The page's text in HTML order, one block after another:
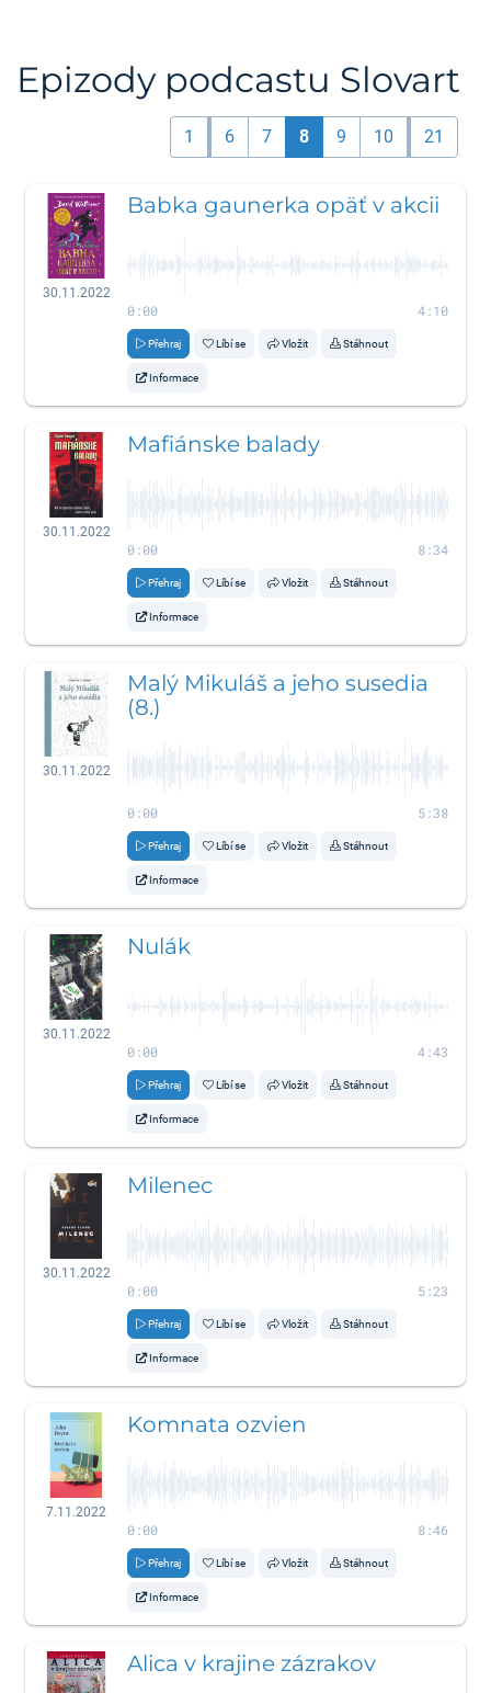
Epizody podcastu Slovart
1 6 7 8 9 10 21
30.11.2022
Babka gaunerka opäť v akcii
0:00 4:10
Přehraj Líbí se Vložit Stáhnout
Informace
30.11.2022
Mafiánske balady
0:00 8:34
Přehraj Líbí se Vložit Stáhnout
Informace
30.11.2022
Malý Mikuláš a jeho susedia
(8.)
0:00 5:38
Přehraj Líbí se Vložit Stáhnout
Informace
30.11.2022
Nulák
0:00 4:43
Přehraj Líbí se Vložit Stáhnout
Informace
30.11.2022
Milenec
0:00 5:23
Přehraj Líbí se Vložit Stáhnout
Informace
7.11.2022
Komnata ozvien
0:00 8:46
Přehraj Líbí se Vložit Stáhnout
Informace
Alica v krajine zázrakov